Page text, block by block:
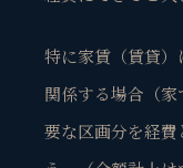
特に家賃（賃貸
関係する場合（
要な区画分を経